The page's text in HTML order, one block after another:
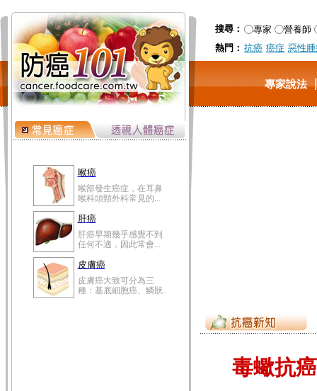
搜尋： 專家
營養師
熱門： 抗癌 癌症 惡性
專家說法
喉癌
喉部發生癌症，在耳鼻
喉科頭頸外科常見的...
肝癌
肝癌早期幾乎感覺不到
任何不適，因此常會...
皮膚癌
皮膚癌大致可分為三
種：基底細胞癌、鱗狀...
毒蠍抗